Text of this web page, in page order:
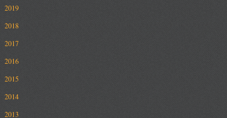
2019
2018
2017
2016
2015
2014
2013